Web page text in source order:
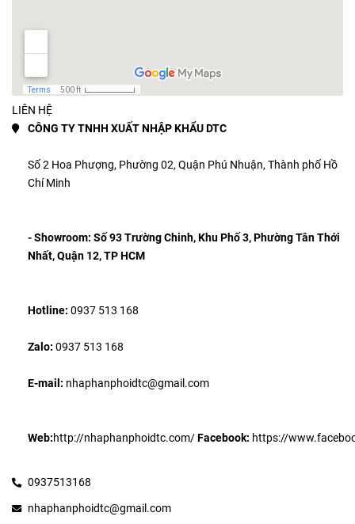
LIÊN HỆ
CÔNG TY TNHH XUẤT NHẬP KHẨU DTC
Số 2 Hoa Phượng, Phường 02, Quận Phú Nhuận, Thành phố Hồ
Chí Minh
- Showroom: Số 93 Trường Chinh, Khu Phố 3, Phường Tân Thới
Nhất, Quận 12, TP HCM
Hotline: 0937 513 168
Zalo: 0937 513 168
E-mail: nhaphanphoidtc@gmail.com
Web:http://nhaphanphoidtc.com/Facebook: https://
0937513168
nhaphanphoidtc@gmail.com